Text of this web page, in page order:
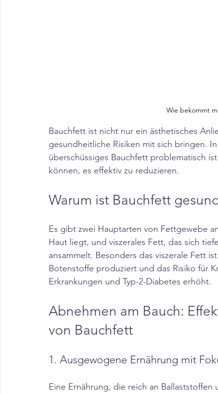
Wie bekommt
Bauchfett ist nicht nur ein ästhetisches
gesundheitliche Risiken mit sich bringen.
überschüssiges Bauchfett problematisch
können, es effektiv zu reduzieren.​
Warum ist Bauchfett
Es gibt zwei Hauptarten von Fettgewebe
Haut liegt, und viszerales Fett, das sich
ansammelt. Besonders das viszerale Fett
Botenstoffe produziert und das Risiko für
Erkrankungen und Typ-2-Diabetes erhöht.​
Abnehmen am Bauch:
von Bauchfett
1. Ausgewogene Ernährung mit
Eine Ernährung, die reich an